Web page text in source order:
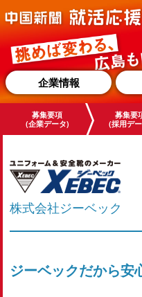
企業情報
募集要項
(企業データ)
募集要
(採用デ
株式会社ジーベック
ジーベックだから安